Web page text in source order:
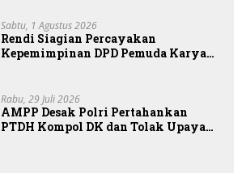
Sabtu, 1 Agustus 2026
Rendi Siagian Percayakan
Kepemimpinan DPD Pemuda Karya
Rabu, 29 Juli 2026
AMPP Desak Polri Pertahankan
PTDH Kompol DK dan Tolak Upaya